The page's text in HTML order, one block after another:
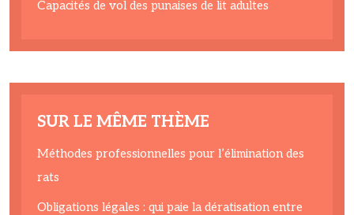
Capacités de vol des punaises de lit adultes
SUR LE MÊME THÈME
Méthodes professionnelles pour l’élimination des
rats
Obligations légales : qui paie la dératisation entre